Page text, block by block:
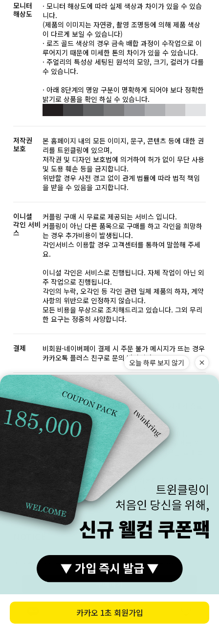
구매하기
모니터
해상도
· 모니터 해상도에 따라 실제 색상과 차이가 있을 수 있습
니다.
(제품의 이미지는 자연광, 촬영 조명등에 의해 제품 색상
이 다르게 보일 수 있습니다)
· 로즈 골드 색상의 경우 금속 배합 과정이 수작업으로 이
루어지기 때문에 미세한 톤의 차이가 있을 수 있습니다.
· 주얼리의 특성상 세팅된 원석의 모양, 크기, 컬러가 다를
수 있습니다.
· 아래 8단계의 명암 구분이 명확하게 되어야 보다 정확한
밝기로 상품을 확인 하실 수 있습니다.
저작권
보호
본 홈페이지 내의 모든 이미지, 문구, 콘텐츠 등에 대한 권
리를 트윈클링에 있으며,
저작권 및 디자인 보호법에 의거하여 허가 없이 무단 사용
및 도용 훼손 등을 금지합니다.
위반할 경우 사전 경고 없이 관계 법률에 따라 법적 책임
을 받을 수 있음을 고지합니다.
이니셜
각인 서비
스
커플링 구매 시 무료로 제공되는 서비스 입니다.
커플링이 아닌 다른 품목으로 구매를 하고 각인을 희망하
는 경우 추가비용이 발생됩니다.
각인서비스 이용할 경우 고객센터를 통하여 말씀해 주세
요.
이니셜 각인은 서비스로 진행됩니다. 자체 작업이 아닌 외
주 작업으로 진행됩니다.
각인의 누락, 오각인 등 각인 관련 일체 제품의 하자, 계약
사항의 위반으로 인정하지 않습니다.
모든 비용을 무상으로 조치해드리고 있습니다. 그외 무리
한 요구는 정중히 사양합니다.
결제
비회원-네이버페이 결제 시 주문 불가 메시지가 뜨는 경우
카카오톡 플러스 친구로 문의 바랍니다.
게릴라
쿠폰
게릴라 이벤트 쿠폰 안내사항
본 쿠폰은 한정된 시간 동안만 유효하며
사전 고지 없이 할인율이 변동되거나 이벤트 자체가 종료
될 수 있습니다.
할인은 '결제 완료 시점'의 쿠폰을 기준으로 합니다.
구매 완료 후, 새롭게 시작되는 이벤트의 할인율 변동(인
상/인하)에 따른 차액 환불이나 추가 요금 청구는 절대 불
쿠폰은 발급 후 24시간 동안 사용 가능하며 이벤트 종료전
까지 무제한 재발급이 가능합니다. 추가 쿠폰사용 문의는
고객센터로 문의주세요.
스크래치
주얼리 제품은 마무리 단계 광 작업 후에 표면이 매우 민
감한 상태가 됩니다.
아주미세한 자극만으로도 스크래치가 발생할 수 있습니
다.
(1.5mm 이상의 육안으로 식별이 뚜렷한 기스는 무상 교
환, 환불 가능. 그 외 기스는 교환, 환불 사유가 될 수 없습
니다. 무상 조정해 드립니다. )
오늘 하루 보지 않기
카카오 1초 회원가입